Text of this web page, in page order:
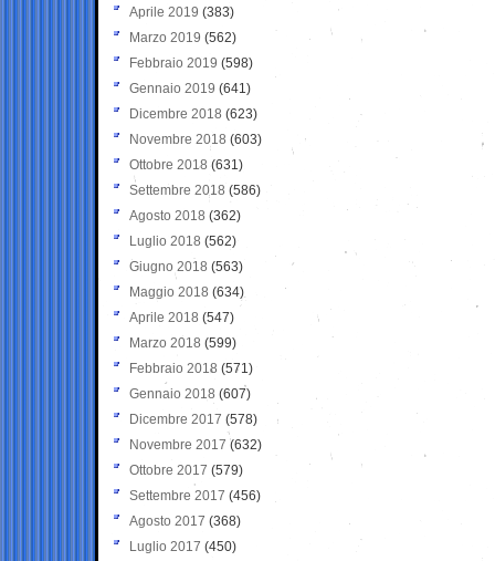
Aprile 2019 (383)
Marzo 2019 (562)
Febbraio 2019 (598)
Gennaio 2019 (641)
Dicembre 2018 (623)
Novembre 2018 (603)
Ottobre 2018 (631)
Settembre 2018 (586)
Agosto 2018 (362)
Luglio 2018 (562)
Giugno 2018 (563)
Maggio 2018 (634)
Aprile 2018 (547)
Marzo 2018 (599)
Febbraio 2018 (571)
Gennaio 2018 (607)
Dicembre 2017 (578)
Novembre 2017 (632)
Ottobre 2017 (579)
Settembre 2017 (456)
Agosto 2017 (368)
Luglio 2017 (450)